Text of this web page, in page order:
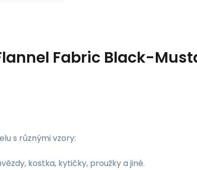
Fabric Black-
s různými vzory:
kostka, kytičky, proužky a jiné.